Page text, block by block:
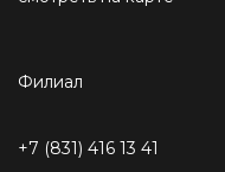
Филиал
+7 (831) 416 13 41